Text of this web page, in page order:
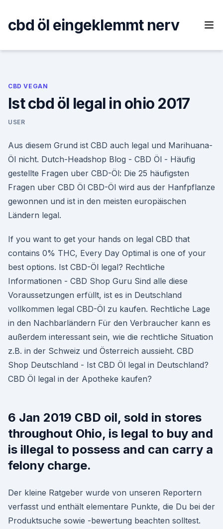
content
cbd öl eingeklemmt nerv
CBD VEGAN
Ist cbd öl legal in ohio 2017
USER
Aus diesem Grund ist CBD auch legal und Marihuana-
Öl nicht. Dutch-Headshop Blog - CBD Öl - Häufig
gestellte Fragen uber CBD-Öl: Die 25 häufigsten
Fragen uber CBD Öl CBD-Öl wird aus der Hanfpflanze
gewonnen und ist in den meisten europäischen
Ländern legal.
If you want to get your hands on legal CBD that
contains 0% THC, Every Day Optimal is one of your
best options. Ist CBD-Öl legal? Rechtliche
Informationen - CBD Shop Guru Sind alle diese
Voraussetzungen erfüllt, ist es in Deutschland
vollkommen legal CBD-Öl zu kaufen. Rechtliche Lage
in den Nachbarländern Für den Verbraucher kann es
außerdem interessant sein, wie die rechtliche Situation
z.B. in der Schweiz und Österreich aussieht. CBD
Shop Deutschland - Ist CBD Öl legal in Deutschland?
CBD Öl legal in der Apotheke kaufen?
6 Jan 2019 CBD oil, sold in stores
throughout Ohio, is legal to buy and
is illegal to possess and can carry a
felony charge.
Der kleine Ratgeber wurde von unseren Reportern
verfasst und enthält elementare Punkte, die Du bei der
Produktsuche sowie -bewertung beachten solltest.